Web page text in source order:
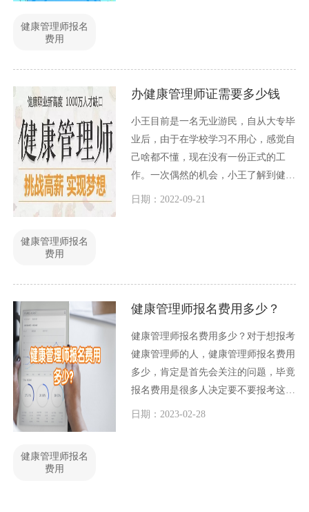
底多少钱呢？下面我们来详细探讨一
下。
健康管理师报名
费用
办健康管理师证需要多少钱
小王目前是一名无业游民，自从大专毕
业后，由于在学校学习不用心，感觉自
己啥都不懂，现在没有一份正式的工
作。一次偶然的机会，小王了解到健康
管理师很好找工作，而且待遇很高，另
日期：2022-09-21
健康管理师报名
费用
健康管理师报名费用多少？
健康管理师报名费用多少？对于想报考
健康管理师的人，健康管理师报名费用
多少，肯定是首先会关注的问题，毕竟
报名费用是很多人决定要不要报考这个
证书的一个考虑因素，报名费用太贵
日期：2023-02-28
健康管理师报名
费用